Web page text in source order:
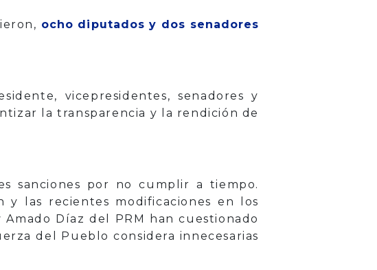
ocho diputados y dos senadores
vicepresidentes, senadores y
la transparencia y la rendición de
sanciones por no cumplir a tiempo.
las recientes modificaciones en los
Díaz del PRM han cuestionado
del Pueblo considera innecesarias